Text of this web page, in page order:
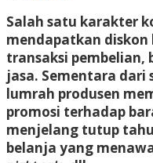
Salah satu karakter
mendapatkan
transaksi pembelian,
jasa. Sementara
lumrah produsen
promosi terhadap
menjelang tutup
belanja yang